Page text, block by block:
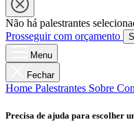
Não há palestrantes
Prosseguir com orçamento
Menu
Fechar
Home Palestrantes Sobre
Precisa de ajuda para escolher